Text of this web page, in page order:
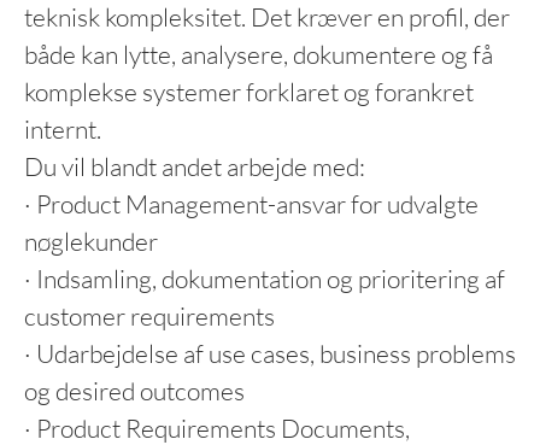
teknisk kompleksitet. Det kræver en profil, der
både kan lytte, analysere, dokumentere og få
komplekse systemer forklaret og forankret
internt.
Du vil blandt andet arbejde med:
· Product Management-ansvar for udvalgte
nøglekunder
· Indsamling, dokumentation og prioritering af
customer requirements
· Udarbejdelse af use cases, business problems
og desired outcomes
· Product Requirements Documents,